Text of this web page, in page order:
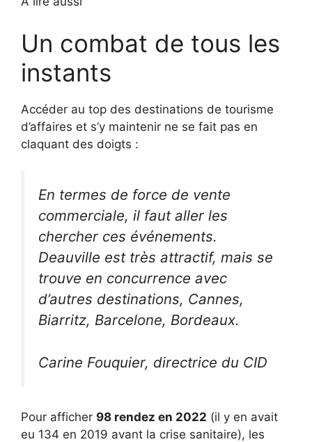
Un combat de tous les
instants
Accéder au top des destinations de tourisme
d’affaires et s’y maintenir ne se fait pas en
claquant des doigts :
En termes de force de vente
commerciale, il faut aller les
chercher ces événements.
Deauville est très attractif, mais se
trouve en concurrence avec
d’autres destinations, Cannes,
Biarritz, Barcelone, Bordeaux.
Carine Fouquier, directrice du CID
Pour afficher 98 rendez en 2022 (il y en avait
eu 134 en 2019 avant la crise sanitaire), les